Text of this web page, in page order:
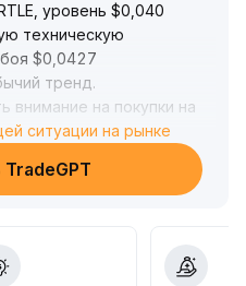
уровень $0,040
техническую
$0,0427
тренд.
внимание на покупки на
$0,041.
$0,045
пространство для
склонности к
ниже $0,038 во
ситуации на рынке